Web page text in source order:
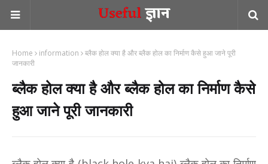
Home information
ब्लैक होल क्या है और ब्लैक होल का निर्माण कैसे हुआ जाने पूरी
जानकारी
ब्लैक होल क्या है और ब्लैक होल का निर्माण कैसे
हुआ जाने पूरी जानकारी